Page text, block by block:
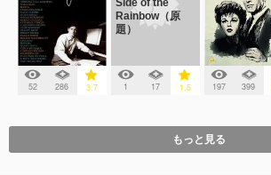
52 286 3.7
Side of the
Rainbow（原
題）
1 17 1.5 197 399
もっと見る